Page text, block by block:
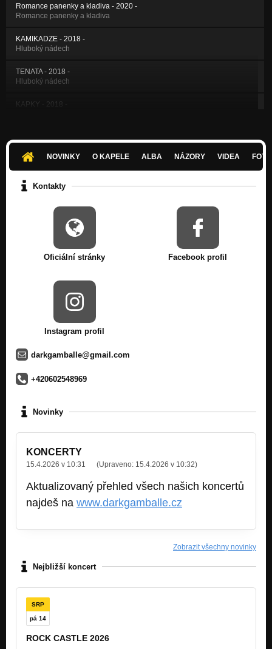
Romance panenky a kladiva - 2020 -
Romance panenky a kladiva
KAMIKADZE - 2018 -
Hluboký nádech
TENATA - 2018 -
Hluboký nádech
KAPKY - 2018 -
Fata kapitána Morgana - 2015 -
Panoptikaria
Zatím dobrý
- Zhasínám - 2010 -
- Večer pod kometou - 2008 -
Perpetuum Gamballe
NOVINKY O KAPELE ALBA NÁZORY VIDEA
Kontakty
Oficiální stránky Facebook profil
Instagram profil
darkgamballe@gmail.com
+420602548969
Novinky
KONCERTY
15.4.2026 v 10:31 (Upraveno: 15.4.2026 v 10:32)
Aktualizovaný přehled všech našich koncertů
najdeš na www.darkgamballe.cz
Zobrazit všechny novinky
Nejbližší koncert
SRP
pá 14
ROCK CASTLE 2026